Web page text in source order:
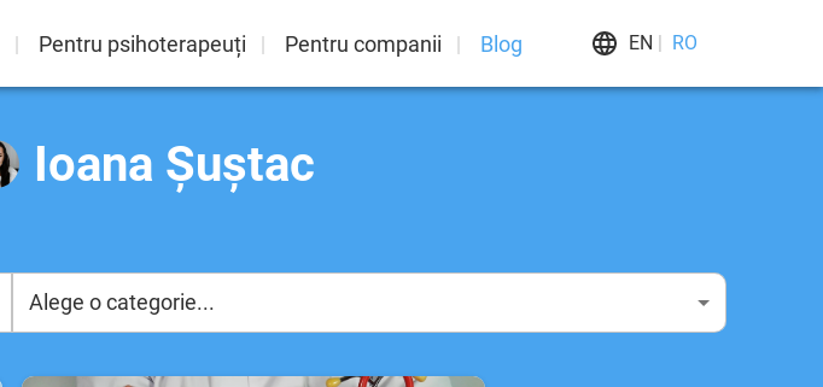
Pentru psihoterapeuți Pentru companii Blog EN RO
Ioana Șuștac
Alege o categorie...